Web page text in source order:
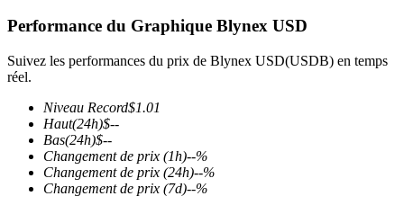
Futures COIN-M
Contrats à terme sur crypto-monnaie
Performance du Graphique Blynex USD
Suivez les performances du prix de Blynex USD(USDB) en temps
réel.
Niveau Record$1.01
Haut(24h)$--
Bas(24h)$--
Changement de prix (1h)--%
Changement de prix (24h)--%
Changement de prix (7d)--%